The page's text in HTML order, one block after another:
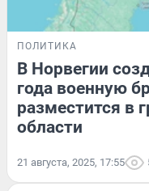
ПОЛИТИКА
В Норвегии
года военную
разместится в
области
21 августа, 2025, 17:55